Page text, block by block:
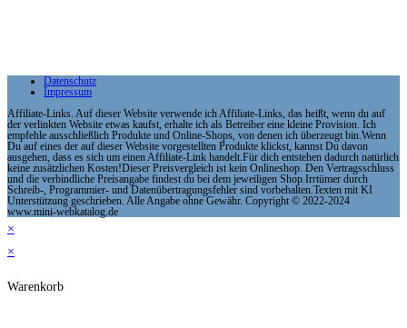
Datenschutz
Impressum
Affiliate-Links. Auf dieser Website verwende ich Affiliate-Links, das heißt, wenn du auf
der verlinkten Website etwas kaufst, erhalte ich als Betreiber eine kleine Provision. Ich
empfehle ausschließlich Produkte und Online-Shops, von denen ich überzeugt bin.Wenn
Du auf eines der auf dieser Website vorgestellten Produkte klickst, kannst Du davon
ausgehen, dass es sich um einen Affiliate-Link handelt.Für dich entstehen dadurch natürlich
keine zusätzlichen Kosten!Dieser Preisvergleich ist kein Onlineshop. Den Vertragsschluss
und die verbindliche Preisangabe findest du bei dem jeweiligen Shop.Irrtümer durch
Schreib-, Programmier- und Datenübertragungsfehler sind vorbehalten.Texten mit KI
Unterstützung geschrieben. Alle Angabe ohne Gewähr. Copyright © 2022-2024
www.mini-webkatalog.de
×
×
Warenkorb